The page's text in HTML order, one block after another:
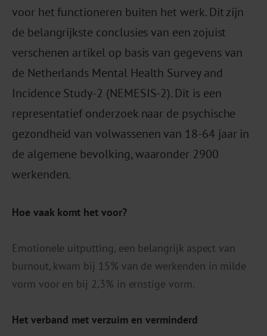
voor het functioneren buiten het werk. Dit zijn
de belangrijkste conclusies van een zojuist
verschenen artikel op basis van gegevens van
de Netherlands Mental Health Survey and
Incidence Study-2 (NEMESIS-2). Dit is een
representatief onderzoek naar de psychische
gezondheid van volwassenen van 18-64 jaar in
de algemene bevolking, waaronder 2900
werkenden.
Hoe vaak komt het voor?
Emotionele uitputting, een belangrijk aspect van
burnout, kwam bij 15% van de werkenden in milde
vorm voor en bij 2,3% in ernstige vorm.
Het verband met verzuim en verminderd